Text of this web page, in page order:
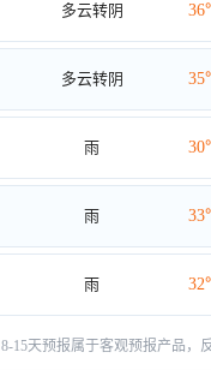
多云转阴
多云转阴
雨
雨
雨
8-15天预报属于客观预报产品，